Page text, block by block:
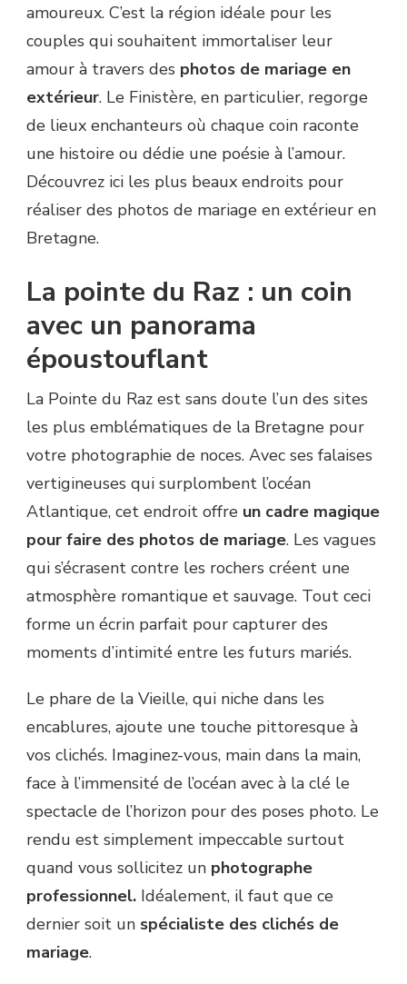
amoureux. C’est la région idéale pour les
couples qui souhaitent immortaliser leur
amour à travers des photos de mariage en
extérieur. Le Finistère, en particulier, regorge
de lieux enchanteurs où chaque coin raconte
une histoire ou dédie une poésie à l’amour.
Découvrez ici les plus beaux endroits pour
réaliser des photos de mariage en extérieur en
Bretagne.
La pointe du Raz : un coin
avec un panorama
époustouflant
La Pointe du Raz est sans doute l’un des sites
les plus emblématiques de la Bretagne pour
votre photographie de noces. Avec ses falaises
vertigineuses qui surplombent l’océan
Atlantique, cet endroit offre un cadre magique
pour faire des photos de mariage. Les vagues
qui s’écrasent contre les rochers créent une
atmosphère romantique et sauvage. Tout ceci
forme un écrin parfait pour capturer des
moments d’intimité entre les futurs mariés.
Le phare de la Vieille, qui niche dans les
encablures, ajoute une touche pittoresque à
vos clichés. Imaginez-vous, main dans la main,
face à l’immensité de l’océan avec à la clé le
spectacle de l’horizon pour des poses photo. Le
rendu est simplement impeccable surtout
quand vous sollicitez un photographe
professionnel. Idéalement, il faut que ce
dernier soit un spécialiste des clichés de
mariage.